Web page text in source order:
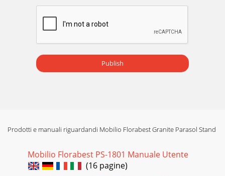
Publish
Prodotti e manuali riguardandi Mobilio Florabest Granite Parasol Stand
Mobilio Florabest PS-1801 Manuale Utente
(16 pagine)